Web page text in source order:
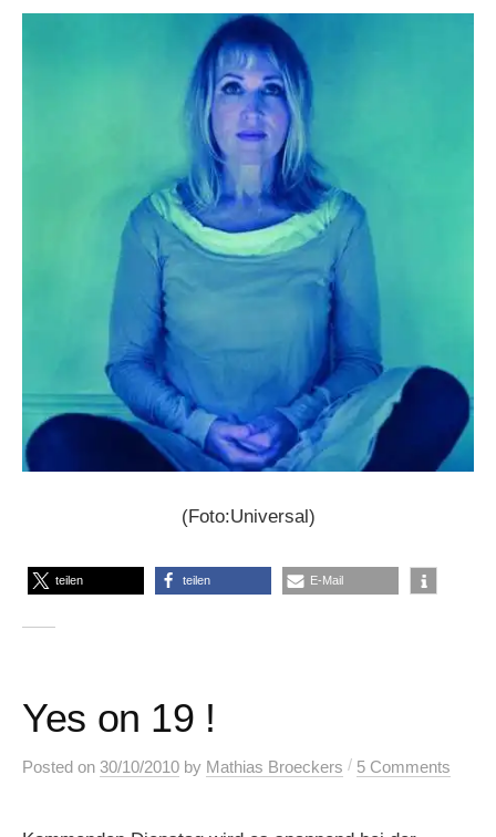
(Foto:Universal)
teilen teilen E-Mail
Yes on 19 !
Posted on 30/10/2010 by Mathias Broeckers / 5 Comments